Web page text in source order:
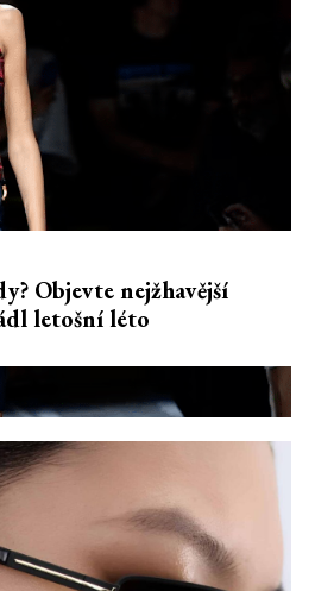
Objevte nejžhavější
letošní léto